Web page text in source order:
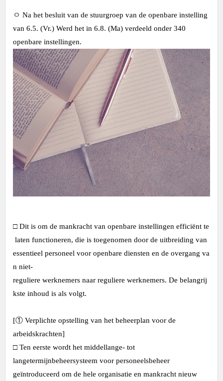
ㅇ Na het besluit van de stuurgroep van de openbare instelling
van 6.5. (Vr.) Werd het in 6.8. (Ma) verdeeld onder 340
openbare instellingen.
□ Dit is om de mankracht van openbare instellingen efficiënt te
laten functioneren, die is toegenomen door de uitbreiding van
essentieel personeel voor openbare diensten en de overgang va
n niet-
reguliere werknemers naar reguliere werknemers. De belangrij
kste inhoud is als volgt.
[① Verplichte opstelling van het beheerplan voor de
arbeidskrachten]
□ Ten eerste wordt het middellange- tot
langetermijnbeheersysteem voor personeelsbeheer
geïntroduceerd om de hele organisatie en mankracht nieuw